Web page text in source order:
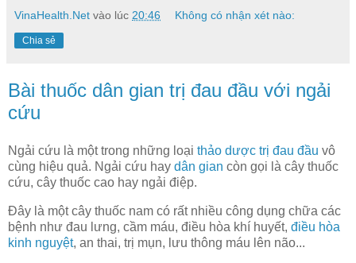
VinaHealth.Net vào lúc 20:46 Không có nhận xét nào:
Chia sẻ
Bài thuốc dân gian trị đau đầu với ngải
cứu
Ngải cứu là một trong những loại thảo dược trị đau đầu vô
cùng hiệu quả. Ngải cứu hay dân gian còn gọi là cây thuốc
cứu, cây thuốc cao hay ngải điệp.
Đây là một cây thuốc nam có rất nhiều công dụng chữa các
bệnh như đau lưng, cầm máu, điều hòa khí huyết, điều hòa
kinh nguyệt, an thai, trị mụn, lưu thông máu lên não...